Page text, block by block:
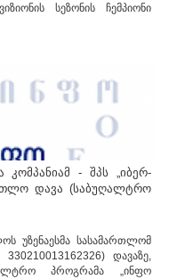
სეზონის ჩემპიონი
კომპანიამ - შპს „იბერ-
დავა (საბუღალტრო
უზენაესმა სასამართლომ
დავაზე,
პროგრამა „ინფო